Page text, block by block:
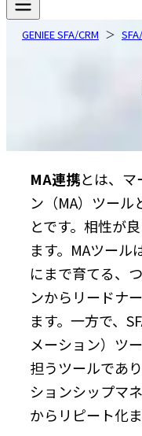
GENIEE SFA/CRM
MA連携とは、
ン（MA）ツール
とです。相性が
ます。MAツール
にまで育てる、
ンからリードナ
ます。一方で、
メーション）ツ
担うツールであ
ションシップマ
からリピート化